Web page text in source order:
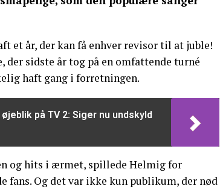
et år, der kan få enhver revisor til at juble!
der sidste år tog på en omfattende turné
haft gang i forretningen.
på TV 2: Siger nu undskyld
og hits i ærmet, spillede Helmig for
fans. Og det var ikke kun publikum, der nød